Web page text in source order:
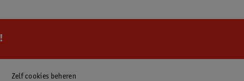
Zelf cookies beheren